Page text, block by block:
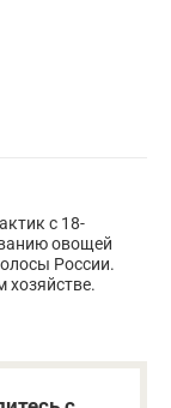
с 18-
овощей
России.
хозяйстве.